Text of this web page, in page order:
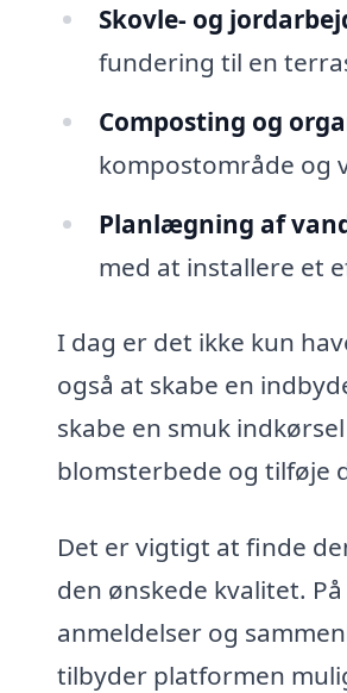
Skovle- og
fundering til en
Composting og
kompostområde og
Planlægning af
med at installere et
I dag er det ikke kun
også at skabe en
skabe en smuk
blomsterbede og tilføje
Det er vigtigt at finde
den ønskede kvalitet.
anmeldelser og
tilbyder platformen